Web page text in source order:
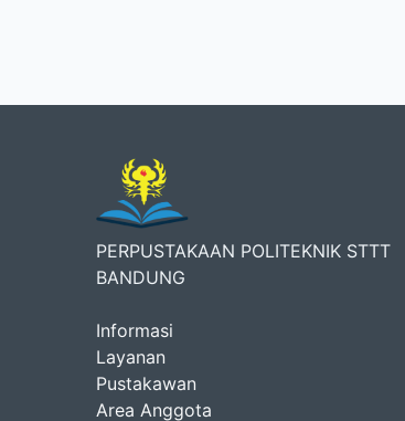
PERPUSTAKAAN POLITEKNIK STTT
BANDUNG
Informasi
Layanan
Pustakawan
Area Anggota